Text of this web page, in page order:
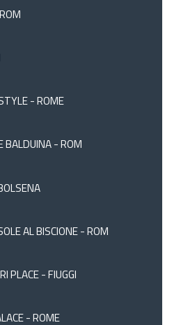
- ROME
BALDUINA - ROM
AL BISCIONE - ROM
PLACE - FIUGGI
- ROME